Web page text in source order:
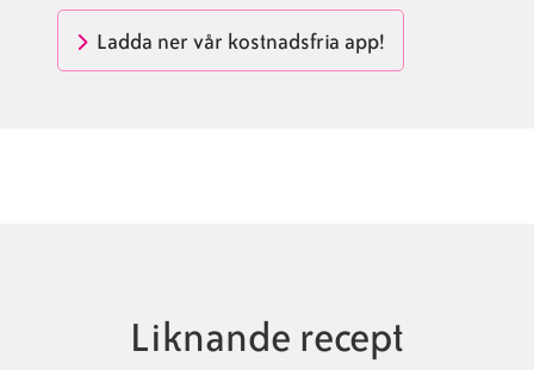
Ladda ner vår kostnadsfria app!
Liknande recept